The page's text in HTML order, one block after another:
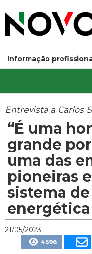
Informação
Entrevista a Carlos
“É uma
grande
uma das
pioneiras
sistema
energética
21/05/2023
4696